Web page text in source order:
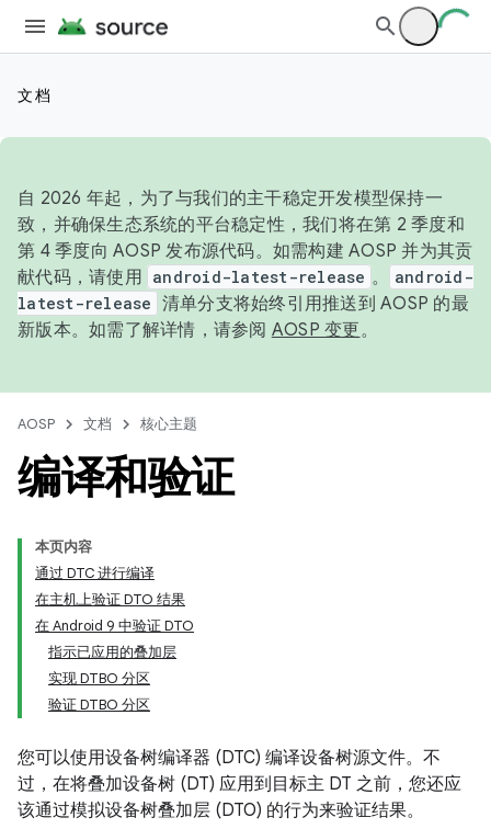
文档
自 2026 年起，为了与我们的主干稳定开发模型保持一
致，并确保生态系统的平台稳定性，我们将在第 2 季度和
第 4 季度向 AOSP 发布源代码。如需构建 AOSP 并为其贡
献代码，请使用 android-latest-release 。
android-
latest-release 清单分支将始终引用推送到 AOSP 的最
新版本。如需了解详情，请参阅 AOSP 变更。
AOSP 文档 核心主题
编译和验证
本页内容
通过 DTC 进行编译
在主机上验证 DTO 结果
在 Android 9 中验证 DTO
指示已应用的叠加层
实现 DTBO 分区
验证 DTBO 分区
您可以使用设备树编译器 (DTC) 编译设备树源文件。不
过，在将叠加设备树 (DT) 应用到目标主 DT 之前，您还应
该通过模拟设备树叠加层 (DTO) 的行为来验证结果。